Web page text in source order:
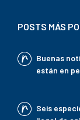
POSTS MÁS
Buenas
están en
Seis